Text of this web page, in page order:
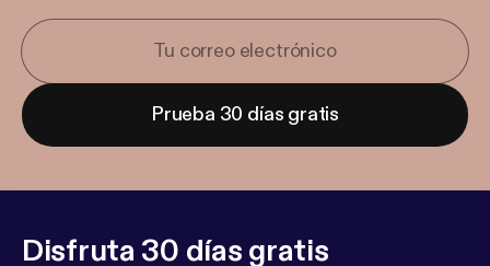
Prueba 30 días gratis
Disfruta 30 días gratis